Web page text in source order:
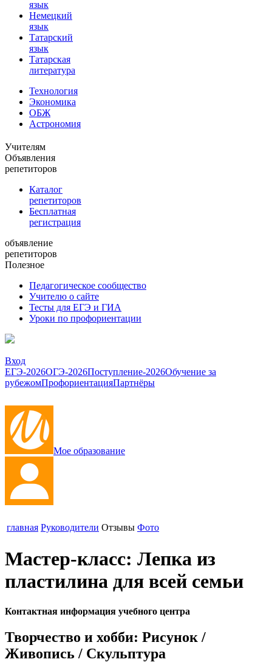
язык
Немецкий
язык
Татарский
язык
Татарская
литература
Технология
Экономика
ОБЖ
Астрономия
Учителям
Объявления
репетиторов
Каталог
репетиторов
Бесплатная
регистрация
объявление
репетиторов
Полезное
Педагогическое сообщество
Учителю о сайте
Тесты для ЕГЭ и ГИА
Уроки по профориентации
Вход
ЕГЭ-2026ОГЭ-2026Поступление-2026Обучение за
рубежомПрофориентацияПартнёры
Мое образование
главная Руководители Отзывы Фото
Мастер-класс: Лепка из
пластилина для всей семьи
Контактная информация учебного центра
Творчество и хобби: Рисунок /
Живопись / Скульптура